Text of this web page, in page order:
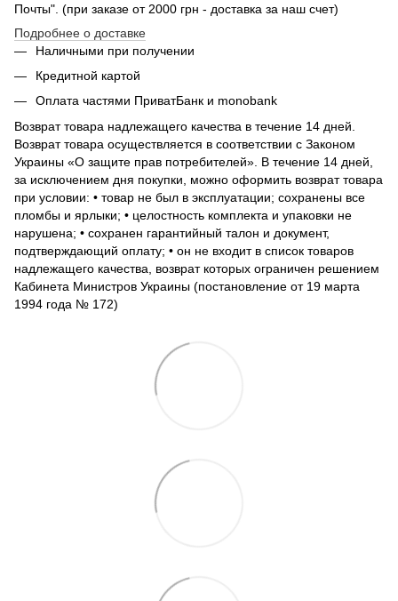
Почты". (при заказе от 2000 грн - доставка за наш счет)
Подробнее о доставке
Наличными при получении
Кредитной картой
Оплата частями ПриватБанк и monobank
Возврат товара надлежащего качества в течение 14 дней.
Возврат товара осуществляется в соответствии с Законом
Украины «О защите прав потребителей». В течение 14 дней,
за исключением дня покупки, можно оформить возврат товара
при условии: • товар не был в эксплуатации; сохранены все
пломбы и ярлыки; • целостность комплекта и упаковки не
нарушена; • сохранен гарантийный талон и документ,
подтверждающий оплату; • он не входит в список товаров
надлежащего качества, возврат которых ограничен решением
Кабинета Министров Украины (постановление от 19 марта
1994 года № 172)